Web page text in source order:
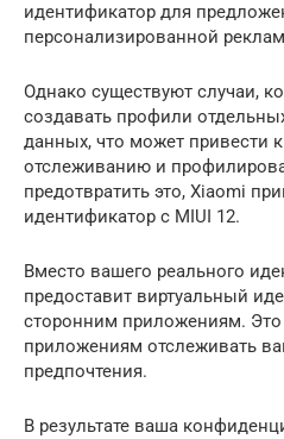
идентификатор для
персонализированной
Однако существуют случаи,
создавать профили
данных, что может привести
отслеживанию и
предотвратить это, Xiaomi
идентификатор с MIUI 12.
Вместо вашего реального
предоставит виртуальный
сторонним приложениям.
приложениям отслеживать
предпочтения.
В результате ваша